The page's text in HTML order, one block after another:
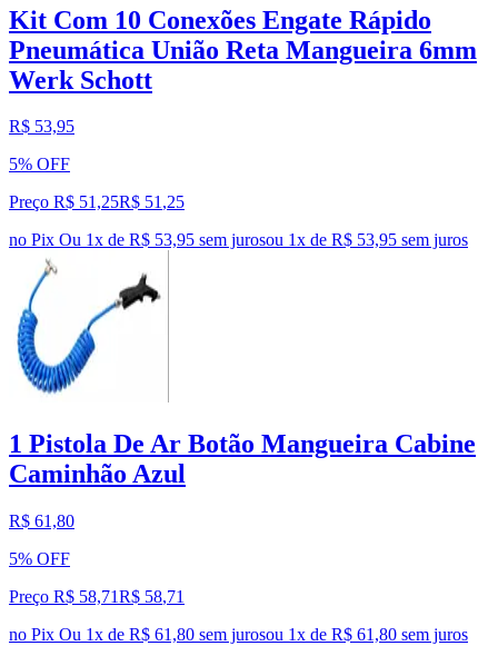
Kit Com 10 Conexões Engate Rápido
Pneumática União Reta Mangueira 6mm
Werk Schott
R$ 53,95
5% OFF
Preço R$ 51,25R$ 51,25
no Pix Ou 1x de R$ 53,95 sem jurosou 1x de R$ 53,95 sem juros
1 Pistola De Ar Botão Mangueira Cabine
Caminhão Azul
R$ 61,80
5% OFF
Preço R$ 58,71R$ 58,71
no Pix Ou 1x de R$ 61,80 sem jurosou 1x de R$ 61,80 sem juros